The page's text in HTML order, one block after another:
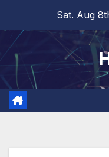
content
Sat. Aug